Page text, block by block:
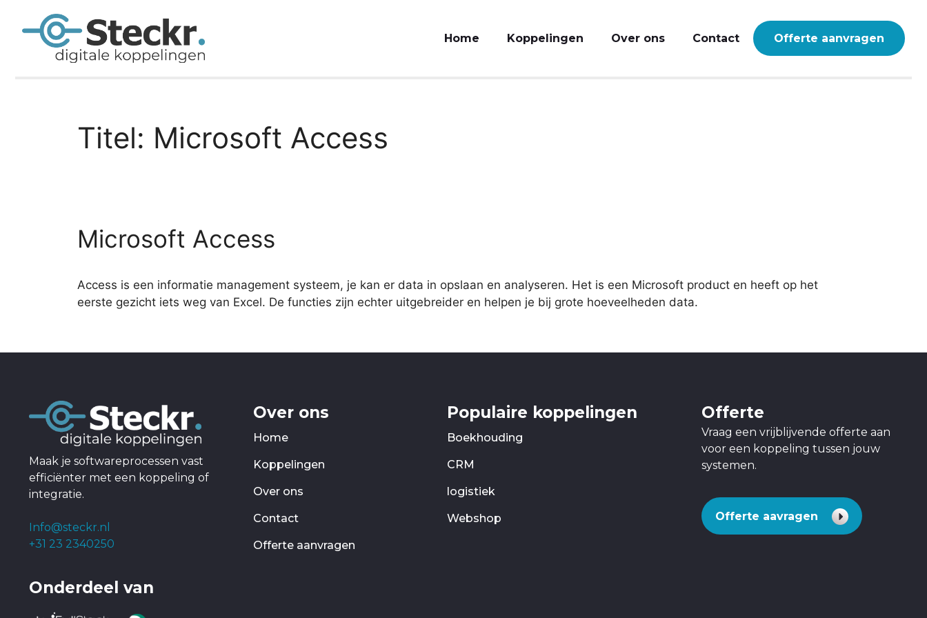
Home Koppelingen Over ons Contact Offerte aanvragen
Titel: Microsoft Access
Microsoft Access
Access is een informatie management systeem, je kan er data in opslaan en analyseren. Het is een Microsoft product en heeft op het
eerste gezicht iets weg van Excel. De functies zijn echter uitgebreider en helpen je bij grote hoeveelheden data.
Maak je softwareprocessen vast
efficiënter met een koppeling of
integratie.
Info@steckr.nl
+31 23 2340250
Onderdeel van
Over ons
Home
Koppelingen
Over ons
Contact
Offerte aanvragen
Populaire koppelingen
Boekhouding
CRM
logistiek
Webshop
Offerte
Vraag een vrijblijvende offerte aan
voor een koppeling tussen jouw
systemen.
Offerte aavragen